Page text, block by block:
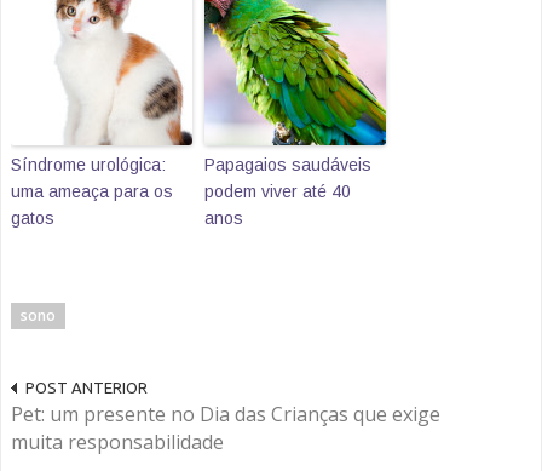
Síndrome urológica:
uma ameaça para os
gatos
Papagaios saudáveis
podem viver até 40
anos
sono
POST ANTERIOR
Pet: um presente no Dia das Crianças que exige
muita responsabilidade